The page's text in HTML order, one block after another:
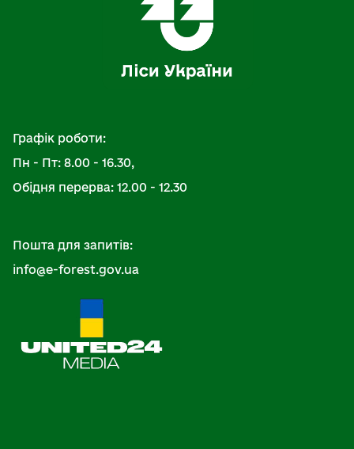
Графік роботи:
Пн - Пт: 8.00 - 16.30,
Обідня перерва: 12.00 - 12.30
Пошта для запитів:
info@e-forest.gov.ua